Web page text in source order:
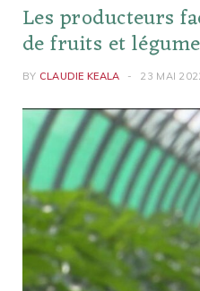
Les producteurs
de fruits et
BY CLAUDIE KEALA 23 MAI